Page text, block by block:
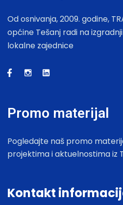
Od osnivanja, 2009. godine,
općine Tešanj radi na
lokalne zajednice
Promo materijal
Pogledajte naš promo
projektima i aktuelnostima iz
Kontakt